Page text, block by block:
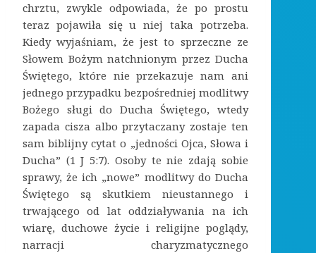
chrztu, zwykle odpowiada, że po prostu
teraz pojawiła się u niej taka potrzeba.
Kiedy wyjaśniam, że jest to sprzeczne ze
Słowem Bożym natchnionym przez Ducha
Świętego, które nie przekazuje nam ani
jednego przypadku bezpośredniej modlitwy
Bożego sługi do Ducha Świętego, wtedy
zapada cisza albo przytaczany zostaje ten
sam biblijny cytat o „jedności Ojca, Słowa i
Ducha” (1 J 5:7). Osoby te nie zdają sobie
sprawy, że ich „nowe” modlitwy do Ducha
Świętego są skutkiem nieustannego i
trwającego od lat oddziaływania na ich
wiarę, duchowe życie i religijne poglądy,
narracji charyzmatycznego